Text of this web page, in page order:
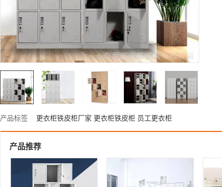
产品标签 更衣柜铁皮柜厂家 更衣柜铁皮柜 员工更衣柜
产品推荐